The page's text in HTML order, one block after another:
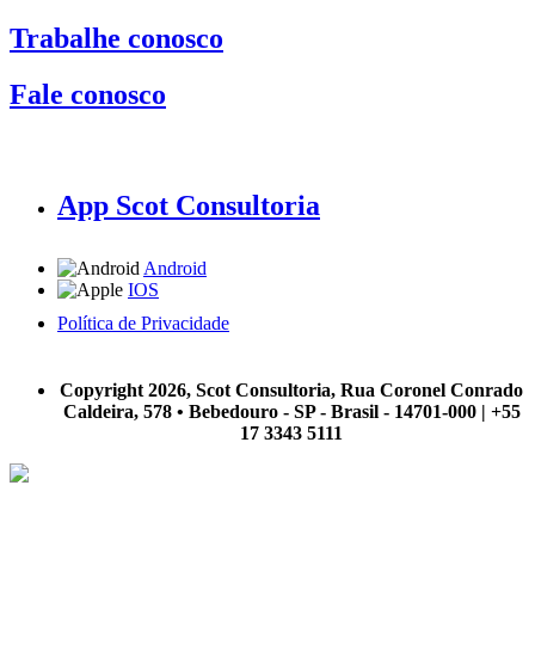
Trabalhe conosco
Fale conosco
App Scot Consultoria
Android
IOS
Política de Privacidade
Copyright 2026, Scot Consultoria, Rua Coronel Conrado
Caldeira, 578 • Bebedouro - SP - Brasil - 14701-000 | +55
17 3343 5111